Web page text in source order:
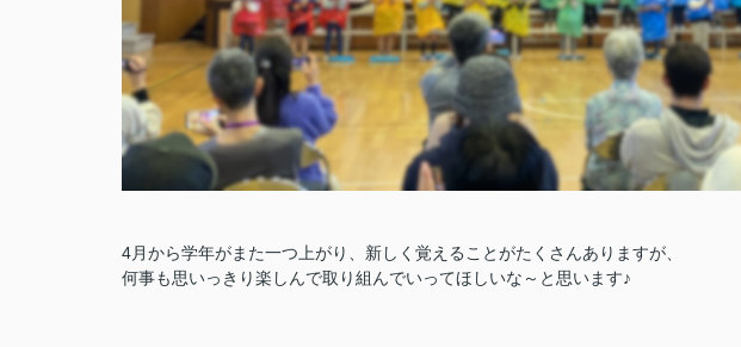
4月から学年がまた一つ上がり、新しく覚えることがたくさんありますが、
何事も思いっきり楽しんで取り組んでいってほしいな～と思います♪